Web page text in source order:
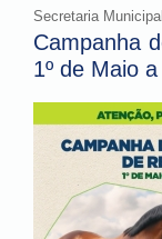
Secretaria
Campanha
1º de Maio